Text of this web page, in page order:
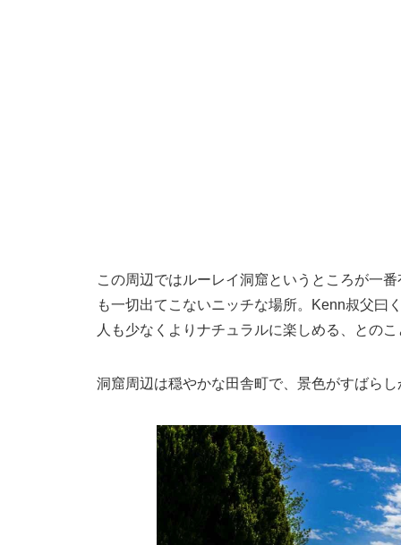
この周辺ではルーレイ洞窟というところが一
も一切出てこないニッチな場所。Kenn叔父曰
人も少なくよりナチュラルに楽しめる、とのこ
洞窟周辺は穏やかな田舎町で、景色がすばらし